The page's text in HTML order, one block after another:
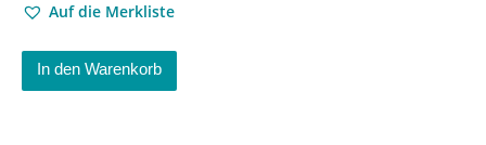
Auf die Merkliste
In den Warenkorb